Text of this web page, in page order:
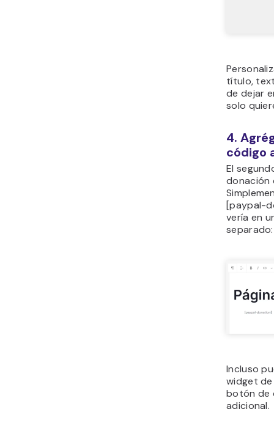
título,
de dejar
solo
4.
código
El
donación
[paypal-
vería en
separado:
Incluso
widget
botón de
adicional.